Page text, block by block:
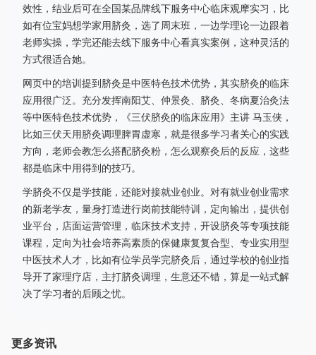
效性，结业后可在全国某品牌线下服务中心临床观摩实习，比
如有位宝妈想学家用脐灸，选了周末班，一边学理论一边跟着
老师实操，学完还能去线下服务中心看真实案例，这种灵活的
方式很适合她。
网页中的培训提到脐灸是中医特色技术优势，其实脐灸的临床
应用很广泛。充分发挥南阳艾、仲景灸、脐灸、冬病夏治灸法
等中医特色技术优势，《三伏脐灸的临床应用》主讲 马玉侠，
比如三伏天用脐灸调理脾胃虚寒，就是很多学习者关心的实践
方向，老师会教怎么搭配脐灸粉，怎么观察灸后的反应，这些
都是临床中用得到的技巧。
学脐灸不仅是学技能，还能对接就业创业。对有就业创业需求
的新老学友，量身打造进行岗前技能特训，定向输出，提供创
业平台，店面运营管理，临床技术支持，开设脐灸等专项技能
课程，定向为社会培养高素质的保健康复复合型、专业实用型
中医技术人才，比如有位学员学完脐灸后，通过学校的创业指
导开了家理疗店，主打脐灸调理，生意还不错，算是一站式解
决了学习者的后顾之忧。
更多资讯